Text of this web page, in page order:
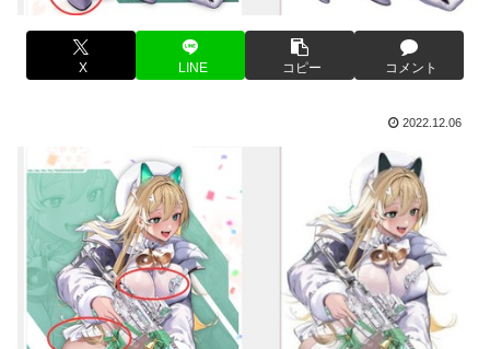
X LINE コピー コメント
2022.12.06